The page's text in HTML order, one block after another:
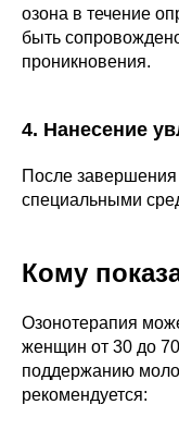
озона в течение
быть
проникновения.
4. Нанесение
После
специальными
Кому
Озонотерапия
женщин от 30 до
поддержанию
рекомендуется: